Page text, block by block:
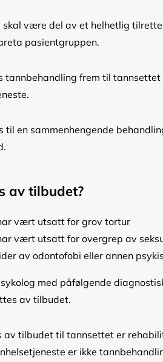
skal være del av et helhetlig
pasientgruppen.
tannbehandling frem til
til en sammenhengende
av tilbudet?
vært utsatt for grov tortur
vært utsatt for overgrep av
av odontofobi eller annen
med påfølgende
av tilbudet.
av tilbudet til tannsettet er
er ikke